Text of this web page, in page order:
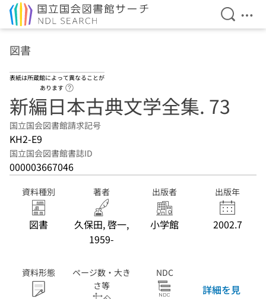
検索を
メ
図書
表紙は所蔵館によって異なることが
あります
新編日本古典文学全集. 73
国立国会図書館請求記号
KH2-E9
国立国会図書館書誌ID
000003667046
資料種別
図書
著者
久保田, 啓一,
1959-
出版者
小学館
出版年
2002.7
資料形態
ページ数・大き
さ等
NDC
詳細を見